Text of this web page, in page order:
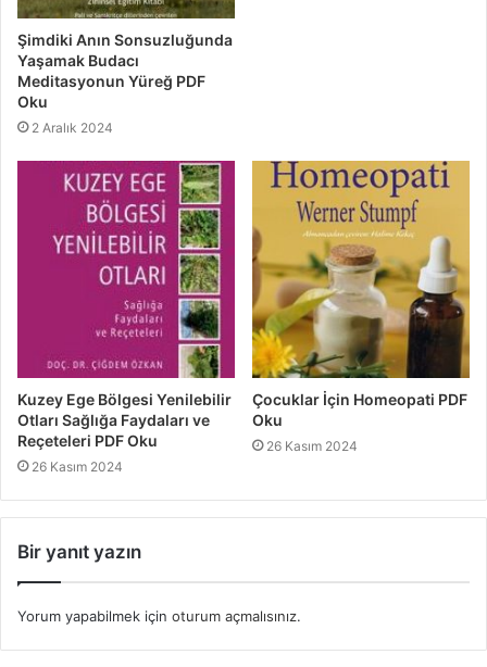
Şimdiki Anın Sonsuzluğunda
Yaşamak Budacı
Meditasyonun Yüreğ PDF
Oku
2 Aralık 2024
Kuzey Ege Bölgesi Yenilebilir
Otları Sağlığa Faydaları ve
Reçeteleri PDF Oku
26 Kasım 2024
Çocuklar İçin Homeopati PDF
Oku
26 Kasım 2024
Bir yanıt yazın
Yorum yapabilmek için oturum açmalısınız.